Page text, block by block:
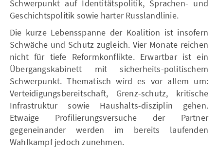
Schwerpunkt auf Identitätspolitik, Sprachen- und
Geschichtspolitik sowie harter Russlandlinie.
Die kurze Lebensspanne der Koalition ist insofern
Schwäche und Schutz zugleich. Vier Monate reichen
nicht für tiefe Reformkonflikte. Erwartbar ist ein
Übergangskabinett mit sicherheits-politischem
Schwerpunkt. Thematisch wird es vor allem um:
Verteidigungsbereitschaft, Grenz-schutz, kritische
Infrastruktur sowie Haushalts-disziplin gehen.
Etwaige Profilierungsversuche der Partner
gegeneinander werden im bereits laufenden
Wahlkampf jedoch zunehmen.